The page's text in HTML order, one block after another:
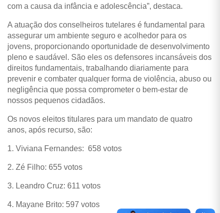
com a causa da infância e adolescência”, destaca.
A atuação dos conselheiros tutelares é fundamental para
assegurar um ambiente seguro e acolhedor para os
jovens, proporcionando oportunidade de desenvolvimento
pleno e saudável. São eles os defensores incansáveis dos
direitos fundamentais, trabalhando diariamente para
prevenir e combater qualquer forma de violência, abuso ou
negligência que possa comprometer o bem-estar de
nossos pequenos cidadãos.
Os novos eleitos titulares para um mandato de quatro
anos, após recurso, são:
1. Viviana Fernandes: 658 votos
2. Zé Filho: 655 votos
3. Leandro Cruz: 611 votos
4. Mayane Brito: 597 votos